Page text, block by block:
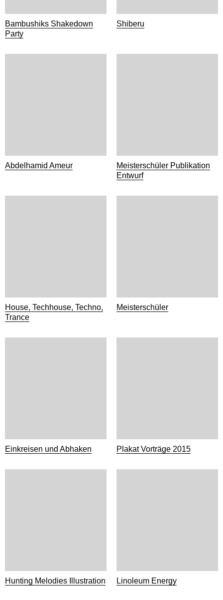
Bambushiks Shakedown
Party
Shiberu
Abdelhamid Ameur
Meisterschüler Publikation
Entwurf
House, Techhouse, Techno,
Trance
Meisterschüler
Einkreisen und Abhaken Plakat Vorträge 2015
Hunting Melodies Illustration Linoleum Energy